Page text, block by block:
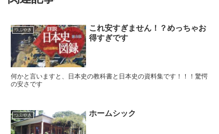
つぶやき
これ安すぎません！？めっちゃお
得すぎです
何かと言いますと、日本史の教科書と日本史の資料集です！！！驚愕
の安さです
つぶやき ホームシック